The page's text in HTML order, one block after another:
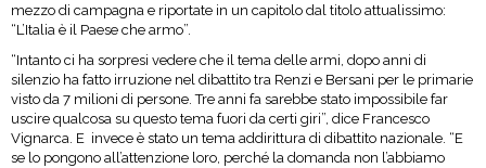
mezzo di campagna e riportate in un capitolo dal titolo attualissimo:
“L’Italia è il Paese che armo”.
“Intanto ci ha sorpresi vedere che il tema delle armi, dopo anni di
silenzio ha fatto irruzione nel dibattito tra Renzi e Bersani per le primarie
visto da 7 milioni di persone. Tre anni fa sarebbe stato impossibile far
uscire qualcosa su questo tema fuori da certi giri”, dice Francesco
Vignarca. E invece è stato un tema addirittura di dibattito nazionale. “E
se lo pongono all’attenzione loro, perché la domanda non l’abbiamo